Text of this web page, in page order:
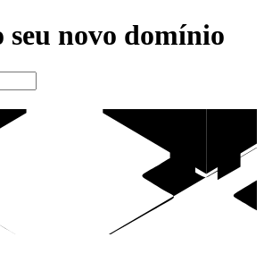
seu novo domínio